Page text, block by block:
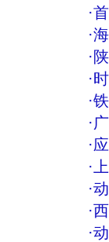
·
·
·
·
·
·
·
·
·
·
·